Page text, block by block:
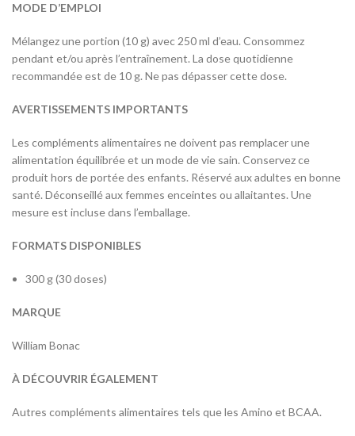
MODE D’EMPLOI
Mélangez une portion (10 g) avec 250 ml d’eau. Consommez
pendant et/ou après l’entraînement. La dose quotidienne
recommandée est de 10 g. Ne pas dépasser cette dose.
AVERTISSEMENTS IMPORTANTS
Les compléments alimentaires ne doivent pas remplacer une
alimentation équilibrée et un mode de vie sain. Conservez ce
produit hors de portée des enfants. Réservé aux adultes en bonne
santé. Déconseillé aux femmes enceintes ou allaitantes. Une
mesure est incluse dans l’emballage.
FORMATS DISPONIBLES
300 g (30 doses)
MARQUE
William Bonac
À DÉCOUVRIR ÉGALEMENT
Autres compléments alimentaires tels que les Amino et BCAA.